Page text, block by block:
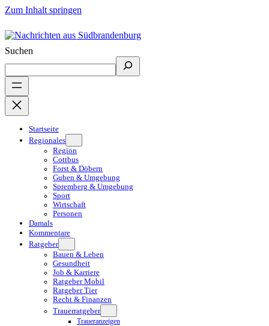
Zum Inhalt springen
Suchen
Startseite
Regionales
Region
Cottbus
Forst & Döbern
Guben & Umgebung
Spremberg & Umgebung
Sport
Wirtschaft
Personen
Damals
Kommentare
Ratgeber
Bauen & Leben
Gesundheit
Job & Karriere
Ratgeber Mobil
Ratgeber Tier
Recht & Finanzen
Trauerratgeber
Traueranzeigen